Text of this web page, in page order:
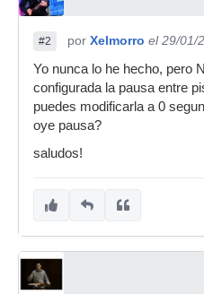
#2 por Xelmorro el 29/01/
Yo nunca lo he hecho, pero
configurada la pausa entre
puedes modificarla a 0
oye pausa?
saludos!